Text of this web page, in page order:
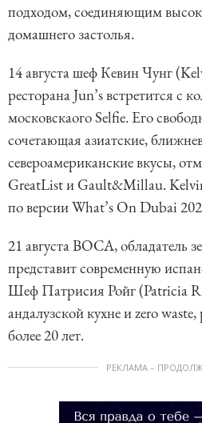
подходом, соединяющим
домашнего застолья.
14 августа шеф Кевин Чунг
ресторана Jun’s встретится с
московскаого Selfie. Его
сочетающая азиатские,
североамериканские вкусы,
GreatList и Gault&Millau.
по версии What’s On Dubai
21 августа BOCA, обладатель
представит современную
Шеф Патрисия Ройг (Patricia
андалузской кухне и zero
более 20 лет.
РЕКЛАМА –